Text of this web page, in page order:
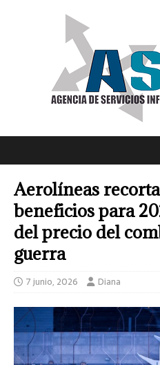
Aerolíneas
beneficios para
del precio del
guerra
7 junio, 2026 Diana